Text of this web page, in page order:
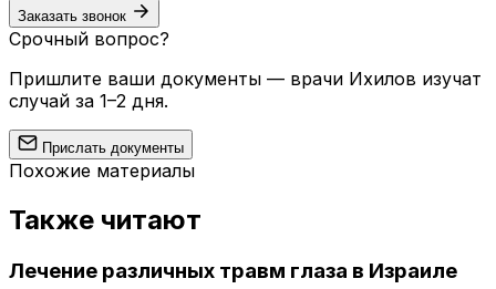
Заказать звонок
Срочный вопрос?
Пришлите ваши документы — врачи Ихилов изучат
случай за 1–2 дня.
Прислать документы
Похожие материалы
Также читают
Лечение различных травм глаза в Израиле